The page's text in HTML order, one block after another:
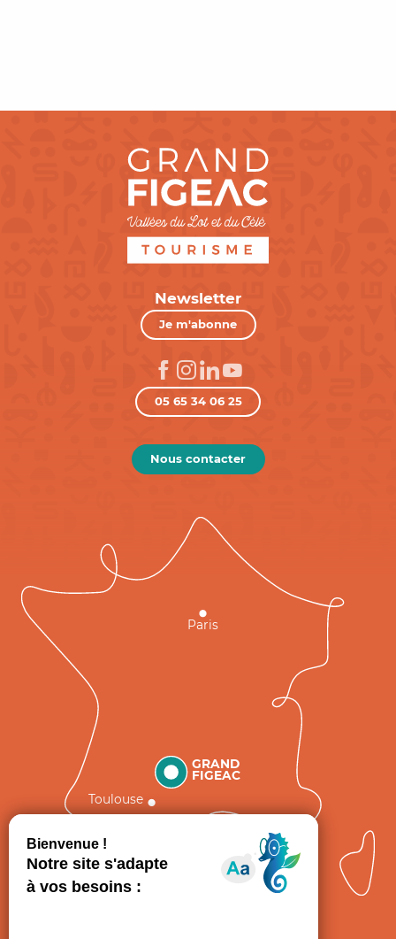
Newsletter
Je m'abonne
05 65 34 06 25
Nous contacter
GRAND
FIGEAC
Toulouse
Paris